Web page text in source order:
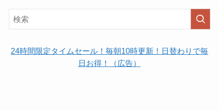
24時間限定タイムセール！毎朝10時更新！日替わりで毎
日お得！（広告）